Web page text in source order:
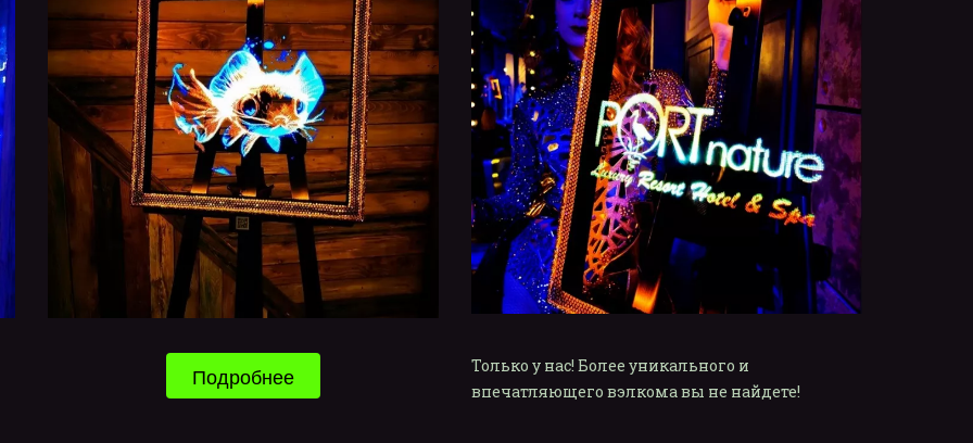
Подробнее
Только у нас! Более уникального и
впечатляющего вэлкома вы не найдете!